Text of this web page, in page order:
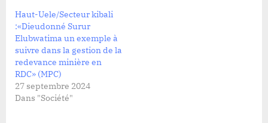
Haut-Uele/Secteur kibali
:«Dieudonné Surur
Elubwatima un exemple à
suivre dans la gestion de la
redevance minière en
RDC» (MPC)
27 septembre 2024
Dans "Société"